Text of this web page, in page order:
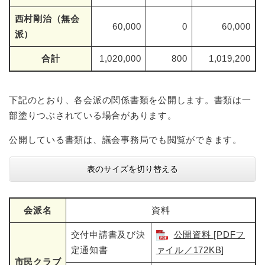
西村剛治（無会
派）
60,000 0 60,000
合計 1,020,000 800 1,019,200
下記のとおり、各会派の関係書類を公開します。書類は一
部塗りつぶされている場合があります。
公開している書類は、議会事務局でも閲覧ができます。
表のサイズを切り替える
会派名 資料
市民クラブ
交付申請書及び決
定通知書
公開資料 [PDFフ
ァイル／172KB]